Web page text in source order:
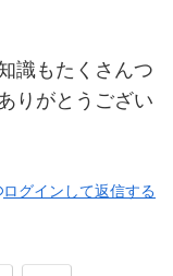
識もたくさんつ
りがとうござい
ログインして返信する